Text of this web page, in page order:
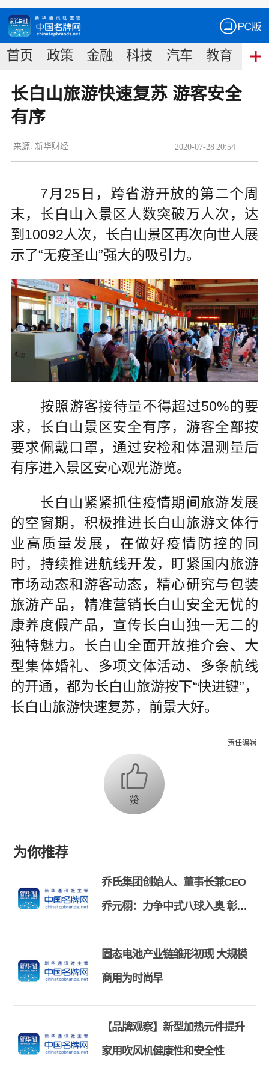
首页 政策 金融 科技 汽车 教育 食
长白山旅游快速复苏 游客安全
有序
2020-07-28 20:54
来源: 新华财经
7月25日，跨省游开放的第二个周
末，长白山入景区人数突破万人次，达
到10092人次，长白山景区再次向世人展
示了“无疫圣山”强大的吸引力。
按照游客接待量不得超过50%的要
求，长白山景区安全有序，游客全部按
要求佩戴口罩，通过安检和体温测量后
有序进入景区安心观光游览。
长白山紧紧抓住疫情期间旅游发展
的空窗期，积极推进长白山旅游文体行
业高质量发展，在做好疫情防控的同
时，持续推进航线开发，盯紧国内旅游
市场动态和游客动态，精心研究与包装
旅游产品，精准营销长白山安全无忧的
康养度假产品，宣传长白山独一无二的
独特魅力。长白山全面开放推介会、大
型集体婚礼、多项文体活动、多条航线
的开通，都为长白山旅游按下“快进键”，
长白山旅游快速复苏，前景大好。
责任编辑:
为你推荐
乔氏集团创始人、董事长兼CEO
乔元栩：力争中式八球入奥 彰显
固态电池产业链雏形初现 大规模
商用为时尚早
【品牌观察】新型加热元件提升
家用吹风机健康性和安全性